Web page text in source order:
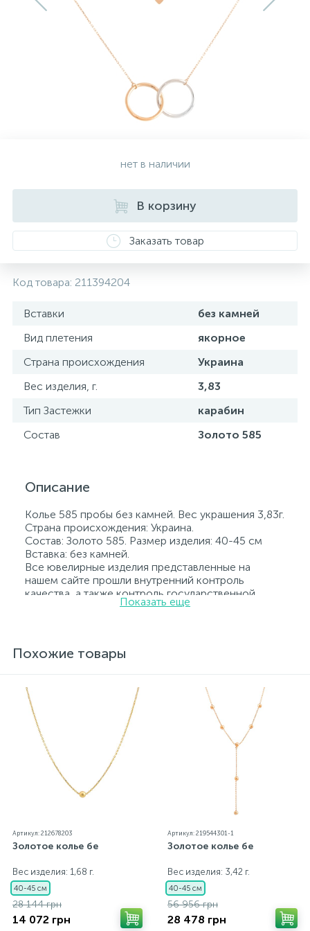
нет в наличии
В корзину
Заказать товар
Код товара: 211394204
Вставки
без камней
Вид плетения
якорное
Страна происхождения
Украина
Вес изделия, г.
3,83
Тип Застежки
карабин
Состав
Золото 585
Описание
Колье 585 пробы без камней. Вес украшения 3,83г.
Страна происхождения: Украина.
Состав: Золото 585. Размер изделия: 40-45 см
Вставка: без камней.
Все ювелирные изделия представленные на
нашем сайте прошли внутренний контроль
качества, а также контроль государственной
пробирной службой Украины, на всех изделиях
сайте могут незначительно отличаться от
экрана
Показать еще
Похожие товары
Артикул: 212678203
Золотое колье бе
Вес изделия: 1,68 г.
40-45 см
28 144 грн
14 072 грн
Артикул: 219544301-1
Золотое колье бе
Вес изделия: 3,42 г.
40-45 см
56 956 грн
28 478 грн
Серебряные колье
Серебряные цепочки
Серебряные аксессуары
Серебряные сувениры